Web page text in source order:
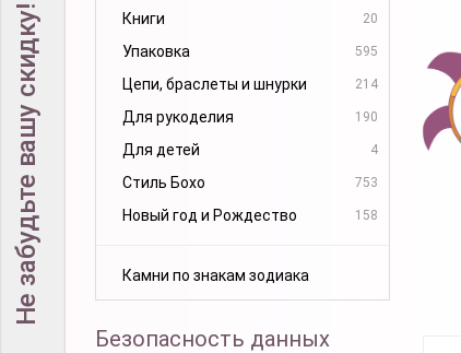
Книги 20
Упаковка 595
Цепи, браслеты и шнурки 214
Для рукоделия 190
Для детей 4
Стиль Бохо 753
Новый год и Рождество 158
Камни по знакам зодиака
Безопасность данных
Не забудьте вашу скидку!